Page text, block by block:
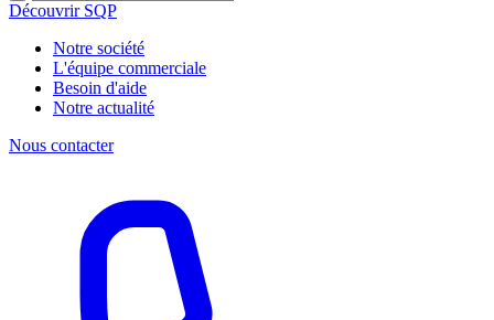
Découvrir SQP
Notre société
L'équipe commerciale
Besoin d'aide
Notre actualité
Nous contacter